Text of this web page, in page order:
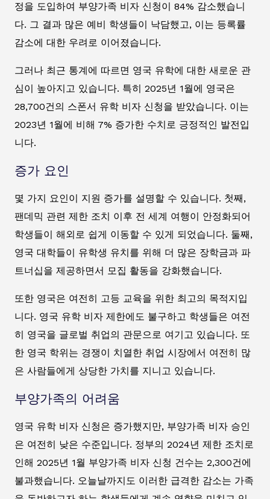
정을 도입하여 부양가족 비자 신청이 84% 감소했습니
다. 그 결과 많은 예비 학생들이 낙담했고, 이는 등록률
감소에 대한 우려로 이어졌습니다.
그러나 최근 통계에 따르면 영국 유학에 대한 새로운 관
심이 높아지고 있습니다. 특히 2025년 1월에 영국은
28,700건의 스폰서 유학 비자 신청을 받았습니다. 이는
2023년 1월에 비해 7% 증가한 수치로 긍정적인 발전입
니다.
증가 요인
몇 가지 요인이 지원 증가를 설명할 수 있습니다. 첫째,
팬데믹 관련 제한 조치 이후 전 세계 여행이 안정화되어
학생들이 해외로 쉽게 이동할 수 있게 되었습니다. 둘째,
영국 대학들이 유학생 유치를 위해 더 많은 장학금과 파
트너십을 제공하면서 모집 활동을 강화했습니다.
또한 영국은 여전히 고등 교육을 위한 최고의 목적지입
니다. 영국 유학 비자 제한에도 불구하고 학생들은 여전
히 영국을 글로벌 취업의 관문으로 여기고 있습니다. 또
한 영국 학위는 경쟁이 치열한 취업 시장에서 여전히 많
은 사람들에게 상당한 가치를 지니고 있습니다.
부양가족의 어려움
영국 유학 비자 신청은 증가했지만, 부양가족 비자 승인
은 여전히 낮은 수준입니다. 정부의 2024년 제한 조치로
인해 2025년 1월 부양가족 비자 신청 건수는 2,300건에
불과했습니다. 오늘날까지도 이러한 급격한 감소는 가족